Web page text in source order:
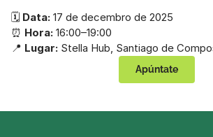
🗓 Data: 17 de decembro de 2025
⏰ Hora: 16:00–19:00
📍 Lugar: Stella Hub, Santiago de
Apúntate